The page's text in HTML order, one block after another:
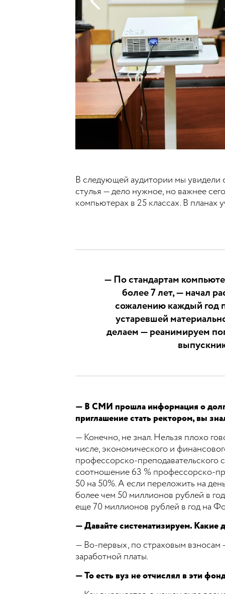
В следующей аудитории мы увидели
стулья — дело нужное, но важнее
компьютерах в 25 классах. В планах
— По стандартам
более 7 лет, — начал
сожалению каждый год
устаревшей
делаем — реанимируем
— В СМИ прошла информация о
приглашение стать ректором, вы
— Конечно, не знал. Нельзя плохо
числе, экономического и
профессорско-
соотношение 63 % профессорско-
50 на 50%. А если переложить на
более чем 50 миллионов рублей в
еще 70 миллионов рублей в год на
— Давайте систематизируем. Какие
— Во-первых, по страховым взносам
заработной платы.
— То есть вуз не отчислял в эти